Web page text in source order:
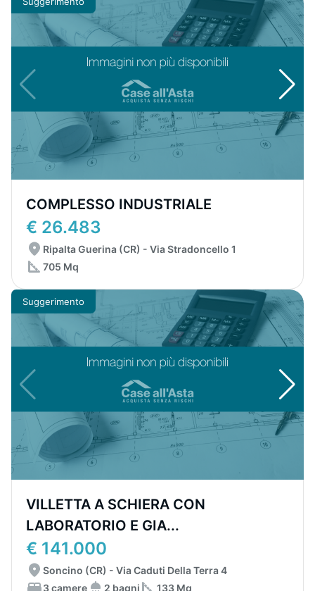
COMPLESSO INDUSTRIALE
€ 26.483
Ripalta Guerina (CR) - Via Stradoncello 1
705 Mq
Suggerimento
VILLETTA A SCHIERA CON
LABORATORIO E GIA...
€ 141.000
Soncino (CR) - Via Caduti Della Terra 4
3 camere
2 bagni 133 Mq